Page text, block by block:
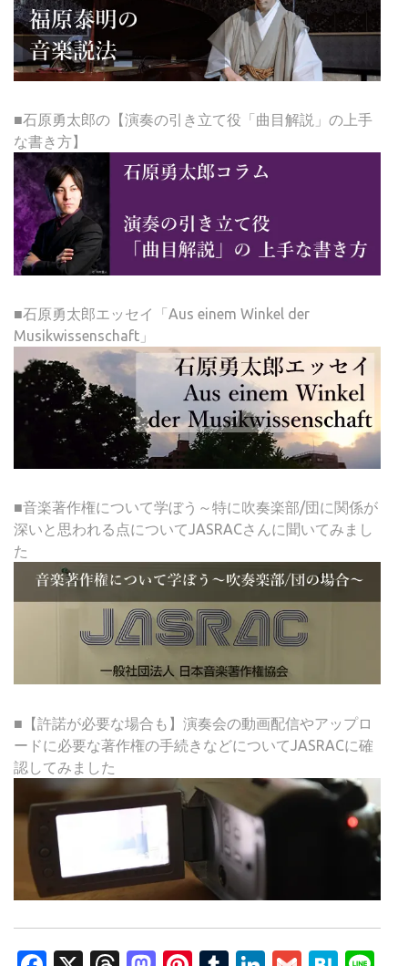
■石原勇太郎の【演奏の引き立て役「曲目解説」の上手
な書き方】
■石原勇太郎エッセイ「Aus einem Winkel der
Musikwissenschaft」
■音楽著作権について学ぼう～特に吹奏楽部/団に関係が
深いと思われる点についてJASRACさんに聞いてみまし
た
■【許諾が必要な場合も】演奏会の動画配信やアップロ
ードに必要な著作権の手続きなどについてJASRACに確
認してみました